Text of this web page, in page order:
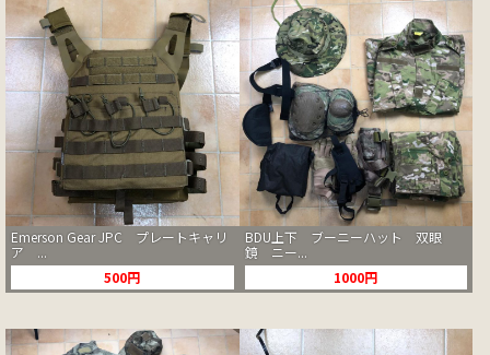
Emerson Gear JPC プレートキャリ
ア ...
500円
BDU上下 ブーニーハット 双眼
鏡 ニー...
1000円